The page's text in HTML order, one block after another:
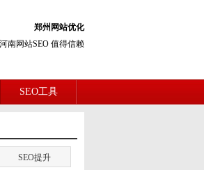
郑州网站优化
南网站SEO 值得信赖
SEO工具
SEO提升